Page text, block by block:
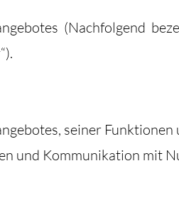
(Nachfolgend
seiner
und Kommunikation mit